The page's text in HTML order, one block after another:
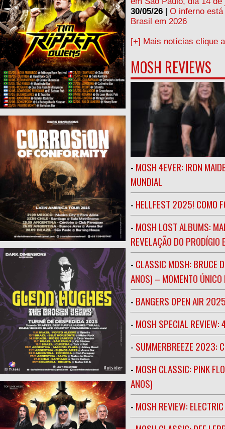
30/05/26
O inferno
Brasil em 2026
[+] Mais notícias clique
MOSH REVIEWS
- MOSH 4EVER: IRON
MUNDIAL
- HELLFEST 2025! COMO
- MOSH LOST ALBUMS:
REVELAÇÃO DO
- CLASSIC MOSH: BRUCE
ANOS) – MOMENTO ÚNICO
- BANGERS OPEN AIR
- MOSH SPECIAL REVIEW:
- SUMMERBREEZE 2023:
- MOSH CLASSIC: PINK
ANOS)
- MOSH REVIEW: